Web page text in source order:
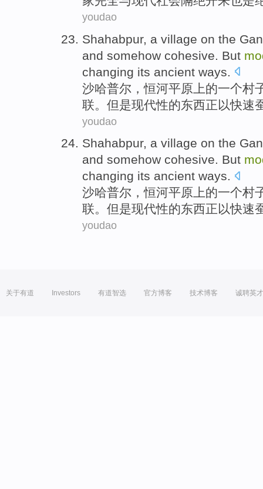
youdao
Shahabpur, a village on the
and somehow cohesive. But
changing its ancient ways
沙哈普尔 ，恒河平原 上的一个村
联。 但是现代性的东西正以快速
youdao
Shahabpur, a village on the
and somehow cohesive. But
changing its ancient ways.
沙哈普尔 ，恒河平原 上的一个村
联。 但是现代性的东西正以快速
youdao
关于有道 Investors 有道智选 官方博客 技术博客 诚聘英才